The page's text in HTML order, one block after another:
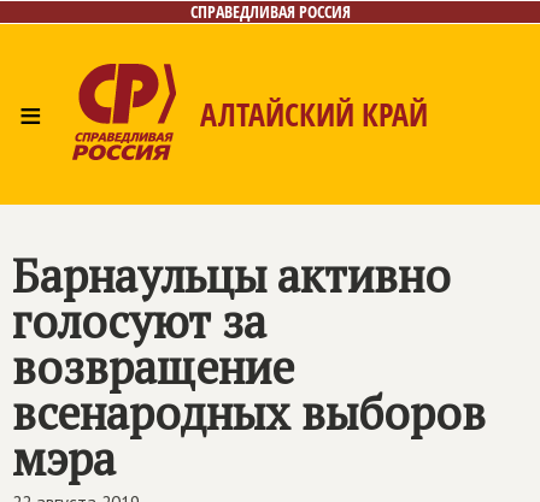
СПРАВЕДЛИВАЯ РОССИЯ
≡ АЛТАЙСКИЙ КРАЙ
Барнаульцы активно
голосуют за
возвращение
всенародных выборов
мэра